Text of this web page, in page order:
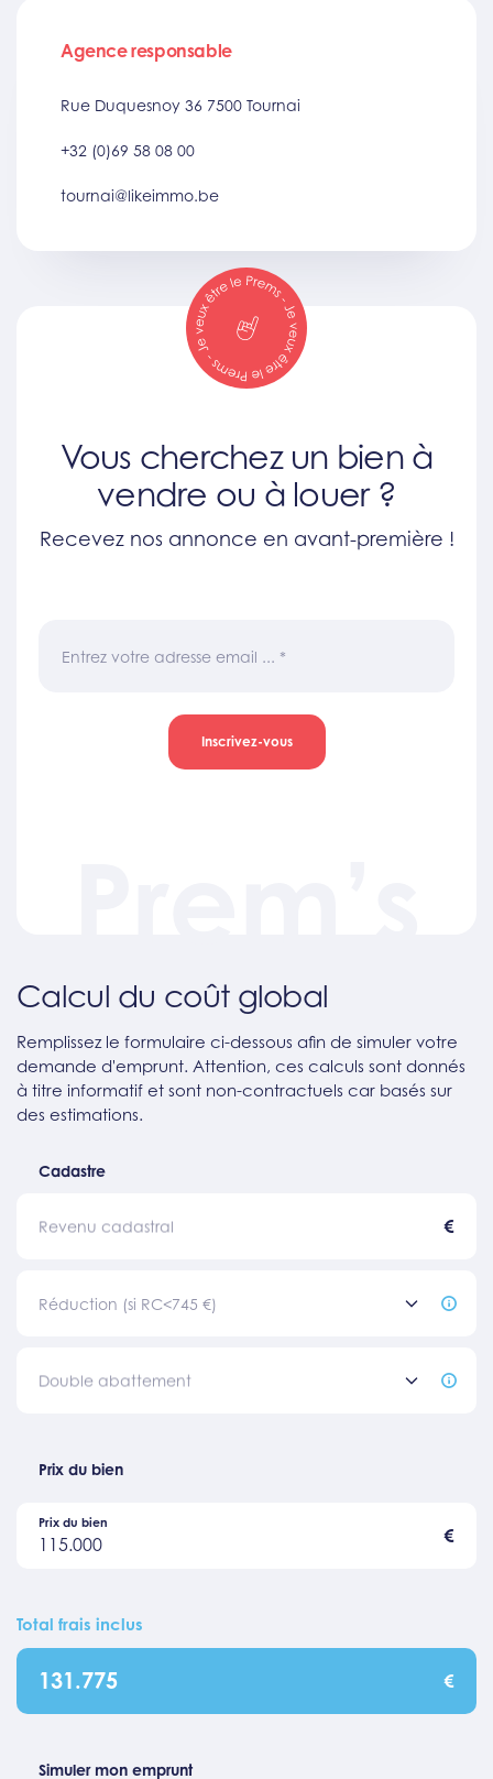
Agence responsable
Rue Duquesnoy 36 7500 Tournai
+32 (0)69 58 08 00
tournai@likeimmo.be
Vous cherchez un bien à
vendre ou à louer ?
Recevez nos annonce en avant-première !
Entrez votre adresse email ... *
Inscrivez-vous
Calcul du coût global
Remplissez le formulaire ci-dessous afin de simuler votre
demande d'emprunt. Attention, ces calculs sont donnés
à titre informatif et sont non-contractuels car basés sur
des estimations.
Cadastre
Revenu cadastral €
Réduction (si RC<745 €)
Double abattement
Prix du bien
115.000
Prix du bien
€
Total frais inclus
131.775 €
Simuler mon emprunt